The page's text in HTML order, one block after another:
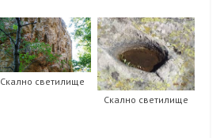
Скално светилище
Скално светилище